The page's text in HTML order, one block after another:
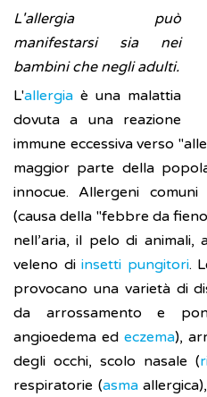
L'allergia può
manifestarsi sia nei
bambini che negli adulti.
L'allergia è una malattia
dovuta a una reazione
immune eccessiva verso
maggior parte della
innocue. Allergeni
(causa della "febbre da
nell’aria, il pelo di animali,
veleno di insetti pungitori.
provocano una varietà di
da arrossamento e
angioedema ed eczema),
degli occhi, scolo nasale (
respiratorie (asma